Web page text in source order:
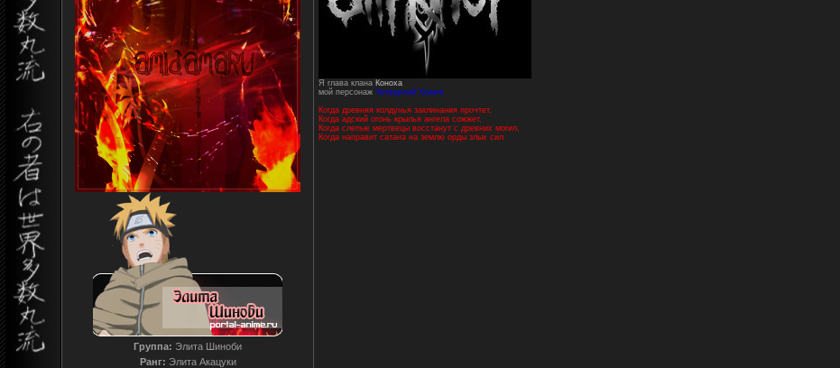
Группа: Элита Шиноби
Ранг: Элита Акацуки
Я глава клана Коноха
мой персонаж Четвертый Хокаге
Когда древняя колдунья заклинания прочтет,
Когда адский огонь крылья ангела сожжет,
Когда слепые мертвецы восстанут с древних могил,
Когда направит сатана на землю орды злых сил